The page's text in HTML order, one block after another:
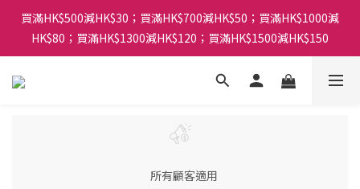
買滿HK$500減HK$30；買滿HK$700減HK$50；買滿HK$1000減
HK$80；買滿HK$1300減HK$120；買滿HK$1500減HK$150
所有顧客適用